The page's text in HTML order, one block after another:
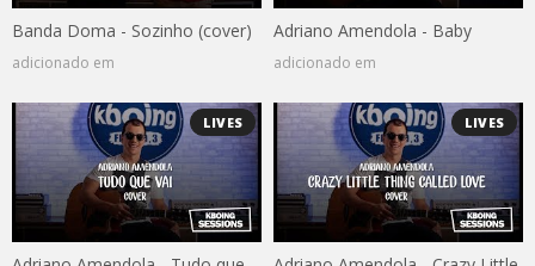
Banda Doma - Sozinho (cover)
adicionado em
Adriano Amendola - Baby
adicionado em
LIVES LIVES